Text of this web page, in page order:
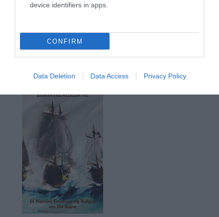
device identifiers in apps.
CONFIRM
Data Deletion Data Access Privacy Policy